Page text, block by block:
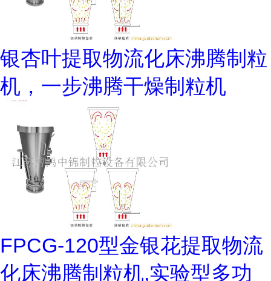
银杏叶提取物流化床沸腾制粒
机，一步沸腾干燥制粒机
FPCG-120型金银花提取物流
化床沸腾制粒机,实验型多功